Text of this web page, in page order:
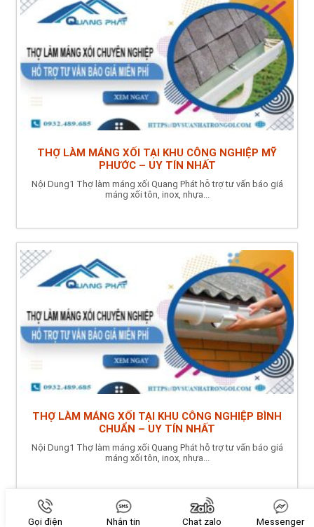
THỢ LÀM MÁNG XỐI TẠI KHU CÔNG NGHIỆP MỸ
PHƯỚC – UY TÍN NHẤT
Nội Dung1 Thợ làm máng xối Quang Phát hỗ trợ tư vấn báo giá
máng xối tôn, inox, nhựa...
THỢ LÀM MÁNG XỐI TẠI KHU CÔNG NGHIỆP BÌNH
CHUẨN – UY TÍN NHẤT
Nội Dung1 Thợ làm máng xối Quang Phát hỗ trợ tư vấn báo giá
máng xối tôn, inox, nhựa...
Gọi điện Nhắn tin Chat zalo Messenger